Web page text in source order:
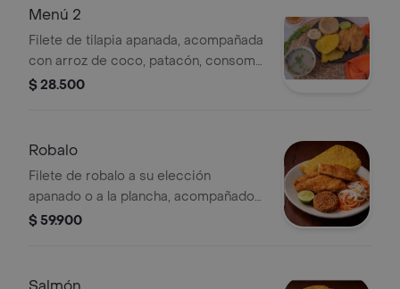
Menú 2
Filete de tilapia apanada, acompañada
con arroz de coco, patacón, consomé
de pescado, guarapo 12 oz, ensalada
$ 28.500
Robalo
Filete de robalo a su elección
apanado o a la plancha, acompañado
con arroz de coco, patacones,
preparación a elección.
$ 59.900